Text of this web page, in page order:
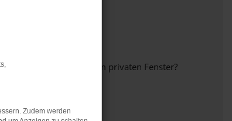
Browser oder in einem privaten Fenster?
Zudem werden